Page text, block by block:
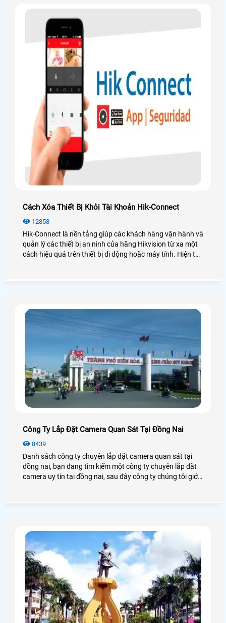
Cách Xóa Thiết Bị Khỏi Tài Khoản Hik-Connect
12858
Hik-Connect là nền tảng giúp các khách hàng vận hành và
quản lý các thiết bị an ninh của hãng Hikvision từ xa một
cách hiệu quả trên thiết bị di động hoặc máy tính. Hiện tại
Công Ty Lắp Đặt Camera Quan Sát Tại Đồng Nai
8439
Danh sách công ty chuyên lắp đặt camera quan sát tại
đồng nai, bạn đang tìm kiếm một công ty chuyên lắp đặt
camera uy tín tại đồng nai, sau đây công ty chúng tôi giới